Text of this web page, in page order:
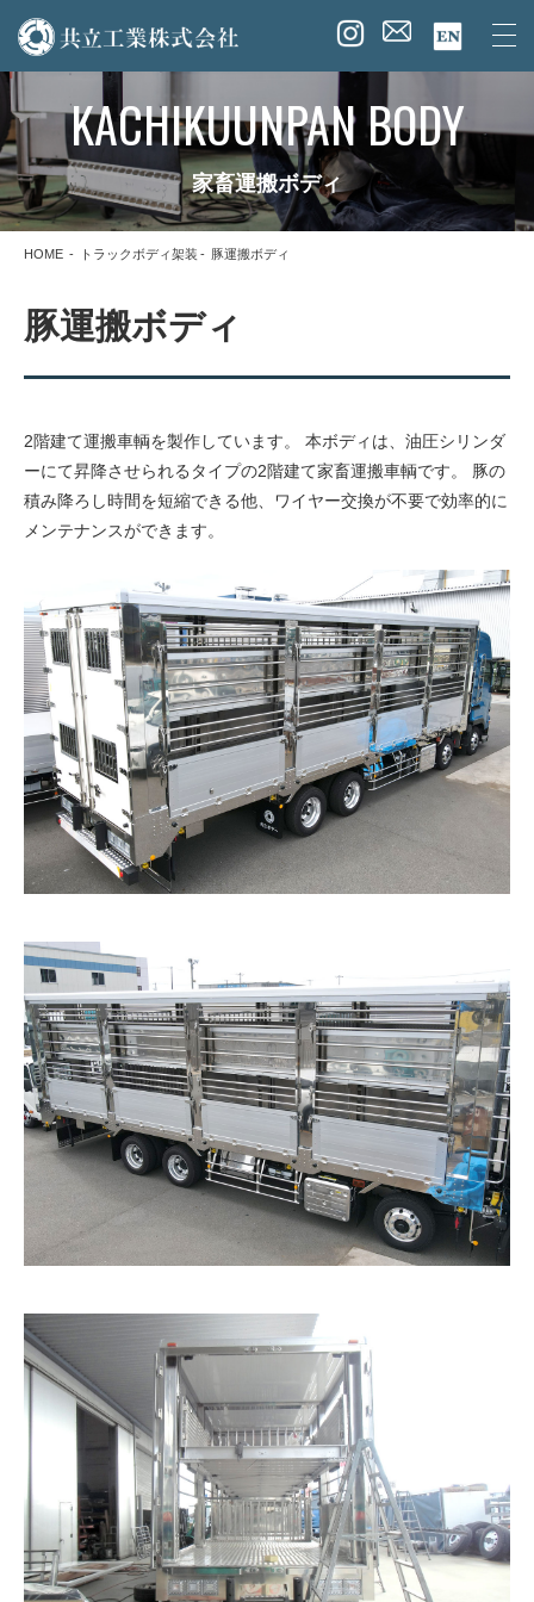
KACHIKUUNPAN BODY
家畜運搬ボディ
HOME トラックボディ架装 豚運搬ボディ
豚運搬ボディ
2階建て運搬車輌を製作しています。 本ボディは、油圧シリンダ
ーにて昇降させられるタイプの2階建て家畜運搬車輌です。 豚の
積み降ろし時間を短縮できる他、ワイヤー交換が不要で効率的に
メンテナンスができます。